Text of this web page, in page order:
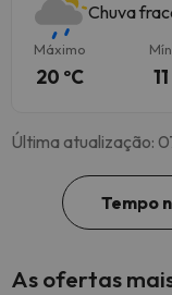
Chuva
Máximo
20 ºC
Última atualização:
Tempo
As ofertas